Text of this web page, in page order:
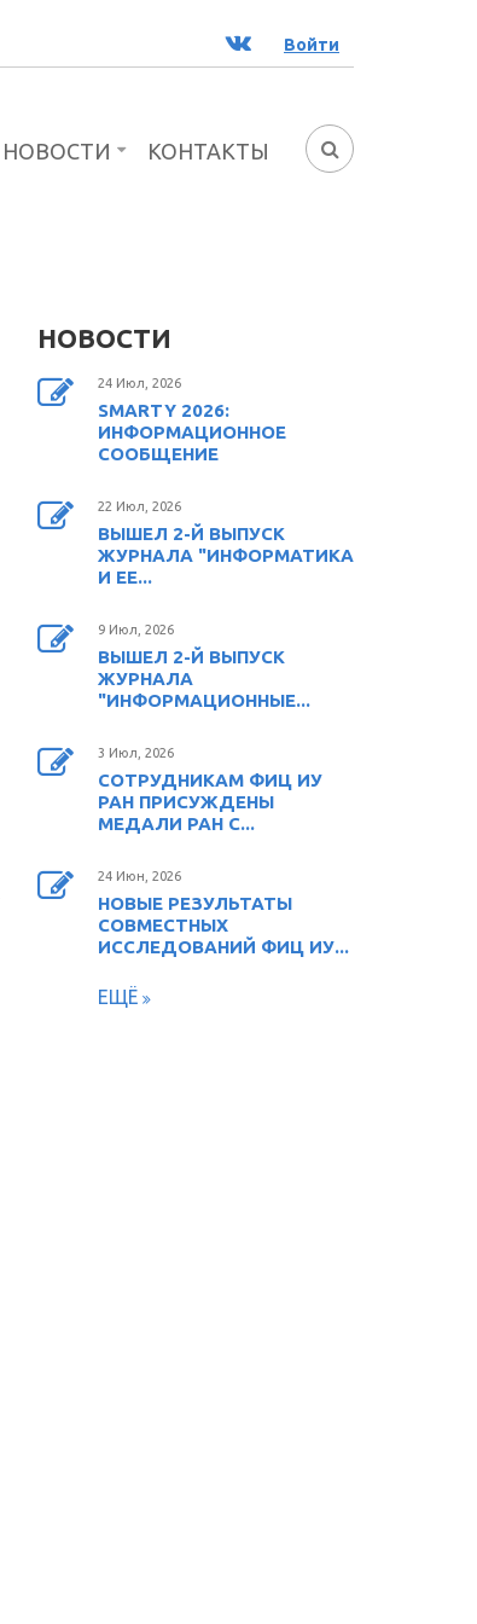
ВК Войти
ФОРМА
НОВОСТИ КОНТАКТЫ
НОВОСТИ
24 Июл, 2026
SMARTY 2026:
ИНФОРМАЦИОННОЕ
СООБЩЕНИЕ
22 Июл, 2026
ВЫШЕЛ 2-Й ВЫПУСК
ЖУРНАЛА "ИНФОРМАТИКА
И ЕЕ...
9 Июл, 2026
ВЫШЕЛ 2-Й ВЫПУСК
ЖУРНАЛА
"ИНФОРМАЦИОННЫЕ...
3 Июл, 2026
СОТРУДНИКАМ ФИЦ ИУ
РАН ПРИСУЖДЕНЫ
МЕДАЛИ РАН С...
24 Июн, 2026
НОВЫЕ РЕЗУЛЬТАТЫ
СОВМЕСТНЫХ
ИССЛЕДОВАНИЙ ФИЦ ИУ...
ЕЩЁ